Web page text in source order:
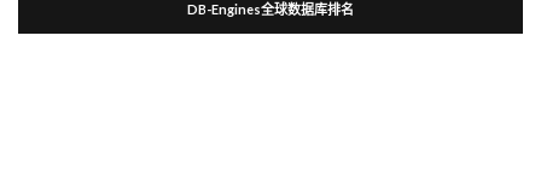
DB-Engines全球数据库排名